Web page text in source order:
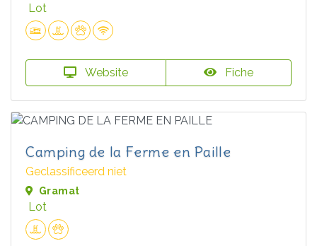
Lot
Website Fiche
Camping de la Ferme en Paille
Geclassificeerd niet
Gramat
Lot